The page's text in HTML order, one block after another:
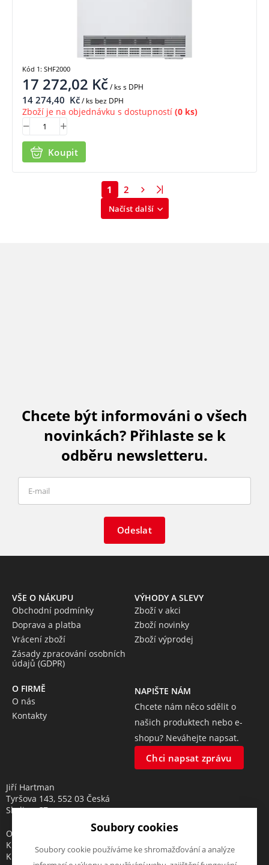
17 272,02 Kč/ kss DPH
14 274,40 Kč/ ks bez DPH
Zboží je na objednávku s dostupností (0 ks)
Koupit
Kód 1: SHF2000
Načíst další
1 2
Chcete být informováni o všech
novinkách? Přihlaste se k
odběru newsletteru.
Odeslat
VŠE O NÁKUPU
Obchodní podmínky
Doprava a platba
Vrácení zboží
Zásady zpracování osobních
údajů (GDPR)
VÝHODY A SLEVY
Zboží v akci
Zboží novinky
Zboží výprodej
O FIRMĚ
O nás
Kontakty
NAPIŠTE NÁM
Chcete nám něco sdělit o
našich produktech nebo e-
shopu? Neváhejte napsat.
Chci napsat zprávu
Jiří Hartman
Tyršova 143, 552 03 Česká
Skalice, CZ
Obchodní rejstřík vedený u
Krajského soudu v Hradci
Králové, oddíl A, vložka 18553
Soubory cookies
Soubory cookie používáme ke shromažďování a analýze